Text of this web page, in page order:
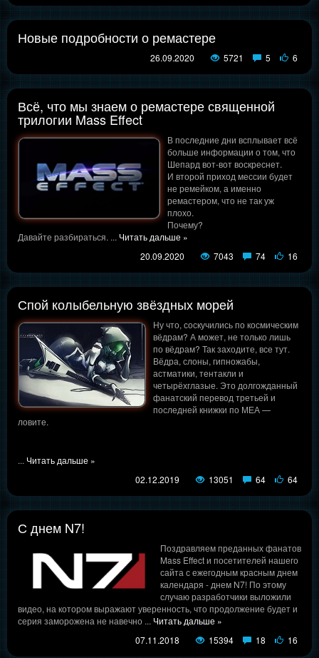
Новые подробности о ремастере
26.09.2020 5721 5 6
Всё, что мы знаем о ремастере священной
трилогии Mass Effect
В последние дни всплывает всё
больше информации о том, что
Шепард вот-вот воскреснет.
И второй приход мессии будет
не ремейком, а именно
ремастером, что не так уж
плохо.
Почему?
Давайте разбираться. ... Читать дальше »
20.09.2020
7043 74 16
Спой колыбельную звёздных морей
Ну что, соскучились по космическим
вёдрам? А может, не только лишь
по вёдрам? Так заходите, все тут.
Вёдра, слоны, гипножабы,
астматики, тентакли и
четырёхглазые. Это долгожданный
фанатский перевод третьей и
последней книжки по МЕА —
ловите.
... Читать дальше »
02.12.2019
13051 64 64
С днем N7!
Поздравляем преданных фанатов
Mass Effect и посетителей нашего
сайта с ежегодным красным днем
календаря - днем N7! По этому
случаю разработчики выложили
видео, на котором выражают уверенность, что продолжение будет и
серия заморожена не навечно ... Читать дальше »
07.11.2018
15394 18 16